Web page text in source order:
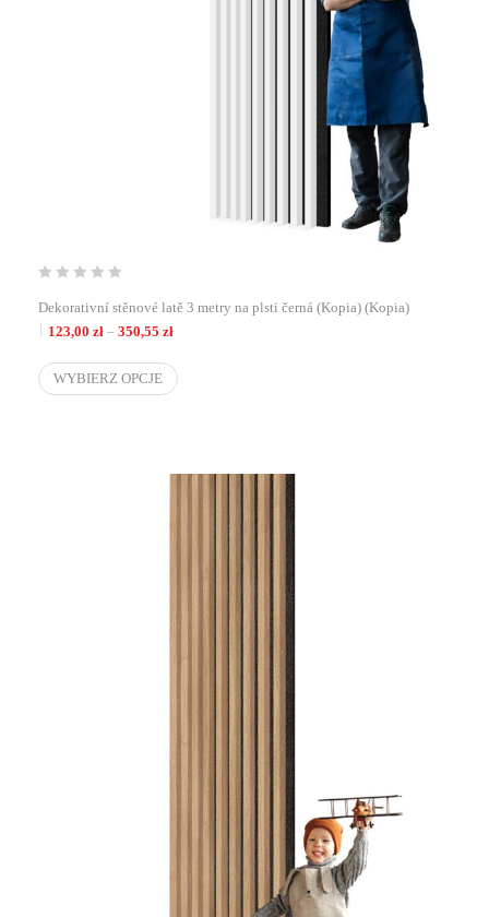
Dekorativní stěnové latě 3 metry na plsti černá (Kopia) (Kopia)
123,00 zł – 350,55 złZakres cen: od 123,00 zł do 350,55 zł
WYBIERZ OPCJE